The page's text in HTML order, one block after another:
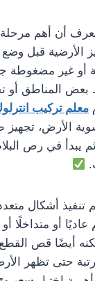
يعرف أن أهم
الأرضية قبل وضع
أو غير مضغوطة
المناطق أو
معلم تركيب
الأرض، تجهيز
ثم يبدأ في رص
تنفيذ أشكال
أو متداخلًا
أيضًا قص
حتى تظهر